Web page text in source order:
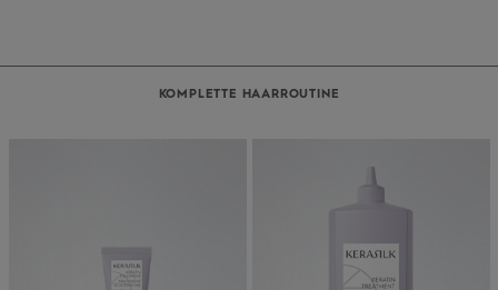
KOMPLETTE HAARROUTINE